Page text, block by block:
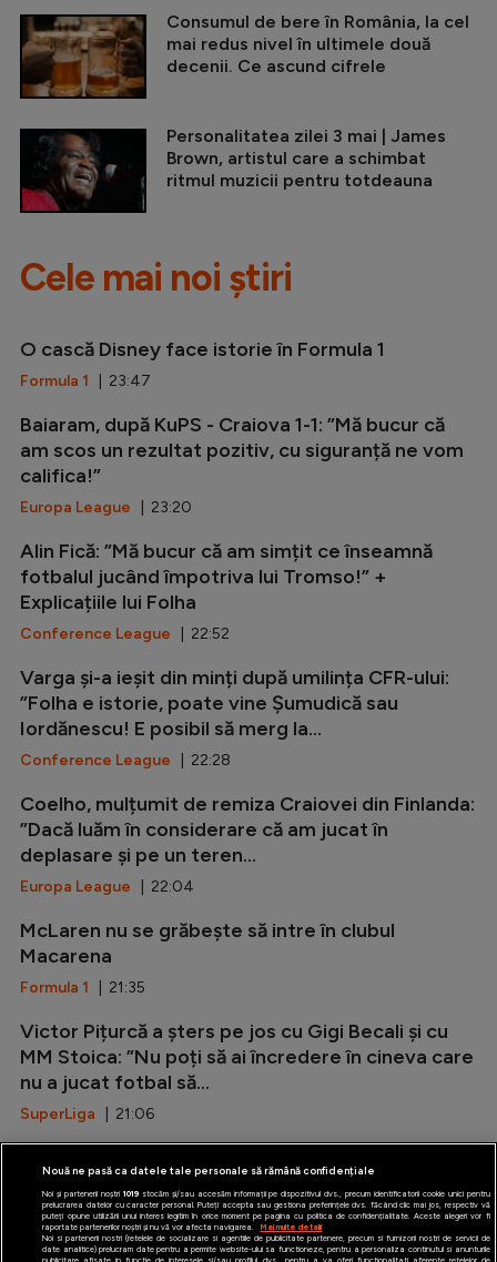
Consumul de bere în România, la cel
mai redus nivel în ultimele două
decenii. Ce ascund cifrele
Personalitatea zilei 3 mai | James
Brown, artistul care a schimbat
ritmul muzicii pentru totdeauna
Cele mai noi știri
O cască Disney face istorie în Formula 1
Formula 1 | 23:47
Baiaram, după KuPS - Craiova 1-1: ”Mă bucur că
am scos un rezultat pozitiv, cu siguranță ne vom
califica!”
Europa League | 23:20
Alin Fică: ”Mă bucur că am simțit ce înseamnă
fotbalul jucând împotriva lui Tromso!” +
Explicațiile lui Folha
Conference League | 22:52
Varga și-a ieșit din minți după umilința CFR-ului:
”Folha e istorie, poate vine Șumudică sau
Iordănescu! E posibil să merg la...
Conference League | 22:28
Coelho, mulțumit de remiza Craiovei din Finlanda:
”Dacă luăm în considerare că am jucat în
deplasare și pe un teren...
Europa League | 22:04
McLaren nu se grăbește să intre în clubul
Macarena
Formula 1 | 21:35
Victor Pițurcă a șters pe jos cu Gigi Becali și cu
MM Stoica: ”Nu poți să ai încredere în cineva care
nu a jucat fotbal să...
SuperLiga | 21:06
LaLiga| 20:37
Nouă ne pasă ca datele tale personale să rămână confidențiale
Noi și partenerii noștri 1019stocăm și/sau accesăm informații pe dispozitivul dvs., precum identificatorii cookie unici pentru
prelucrarea datelor cu caracter personal. Puteți accepta sau gestiona preferințele dvs. făcând clic mai jos, respectiv vă
puteți opune utilizării unui interes legitim în orice moment pe pagina cu politica de confidențialitate. Aceste alegeri vor fi
raportate partenerilor noștri și nu vă vor afecta navigarea.
Mai multe detalii
Noi si partenerii nostri (retelele de socializare si agentiile de publicitate partenere, precum si furnizorii nostri de servicii de
date analitice) prelucram date pentru a permite website-ului sa functioneze, pentru a personaliza continutul si anunturile
publicitare afisate in functie de interesele si/sau profilul dvs., pentru a va oferi functionalitati aferente retelelor de